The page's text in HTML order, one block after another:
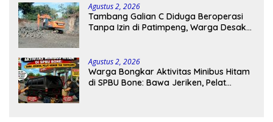
Agustus 2, 2026
Tambang Galian C Diduga Beroperasi
Tanpa Izin di Patimpeng, Warga Desak
Agustus 2, 2026
Warga Bongkar Aktivitas Minibus Hitam
di SPBU Bone: Bawa Jeriken, Pelat